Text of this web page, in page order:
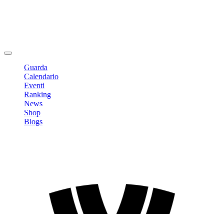
Guarda
Calendario
Eventi
Ranking
News
Shop
Blogs